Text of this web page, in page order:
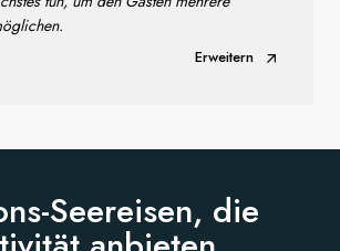
Erweitern
Seereisen, die